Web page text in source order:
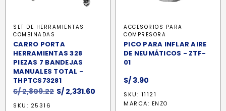
SET DE HERRAMIENTAS
COMBINADAS
CARRO PORTA
HERRAMIENTAS 328
PIEZAS 7 BANDEJAS
MANUALES TOTAL -
THPTCS73281
S/2,809.22 El
S/ 2,331.60
SKU: 25316
ACCESORIOS PARA
COMPRESORA
PICO PARA INFLAR AIRE
DE NEUMÁTICOS - ZTF-
01
S/ 3.90
SKU: 11121
MARCA: ENZO